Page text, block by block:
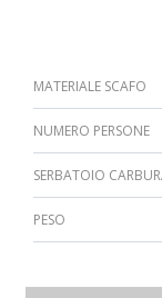
MATERIALE SCAFO
NUMERO PERSONE
SERBATOIO
PESO